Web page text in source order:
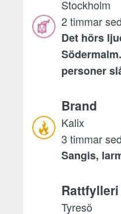
Stockholm
2 timmar
Det hörs
personer
Brand
Kalix
3 timmar
Sangis,
Rattfylleri
Tyresö